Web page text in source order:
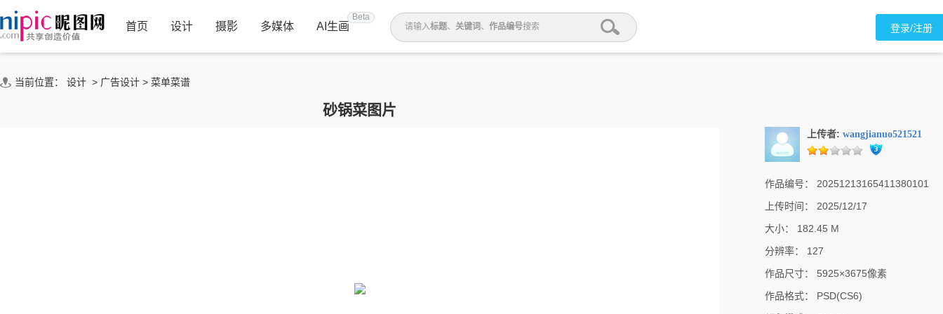
首页 设计 摄影 多媒体 AI生画
Beta
请输入标题、 关键词 、 作品编号搜索 登录/注册
当前位置： 设计 > 广告设计 > 菜单菜谱
砂锅菜图片
上传者: wangjianuo521521
作品编号：
20251213165411380101
上传时间：
2025/12/17
大小：
182.45 M
分辨率：
127
作品尺寸：
5925×3675像素
作品格式：
PSD(CS6)